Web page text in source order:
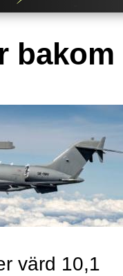
bakom
värd 10,1